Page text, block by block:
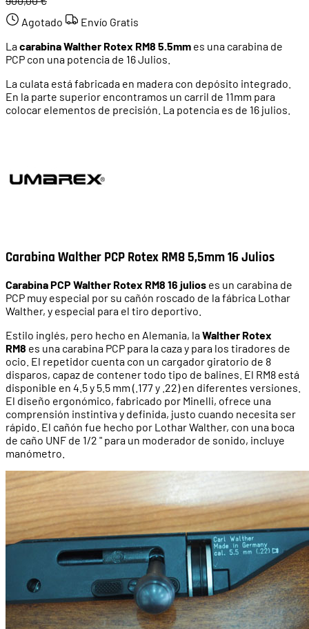
Agotado
Envío Gratis
Lacarabina Walther Rotex RM8 5.5mm es una carabina de
PCP con una potencia de 16 Julios.
La culata está fabricada en madera con depósito integrado.
En la parte superior encontramos un carril de 11mm para
colocar elementos de precisión. La potencia es de 16 julios.
Carabina Walther PCP Rotex RM8 5,5mm 16 Julios
Carabina PCP Walther Rotex RM8 16 julios es un carabina de
PCP muy especial por su cañón roscado de la fábrica Lothar
Walther, y especial para el tiro deportivo.
Estilo inglés, pero hecho en Alemania, laWalther Rotex
RM8 es una carabina PCP para la caza y para los tiradores de
ocio. El repetidor cuenta con un cargador giratorio de 8
disparos, capaz de contener todo tipo de balines. El RM8 está
disponible en 4.5 y 5.5 mm (.177 y .22) en diferentes versiones.
El diseño ergonómico, fabricado por Minelli, ofrece una
comprensión instintiva y definida, justo cuando necesita ser
rápido. El cañón fue hecho por Lothar Walther, con una boca
de caño UNF de 1/2 " para un moderador de sonido, incluye
manómetro.